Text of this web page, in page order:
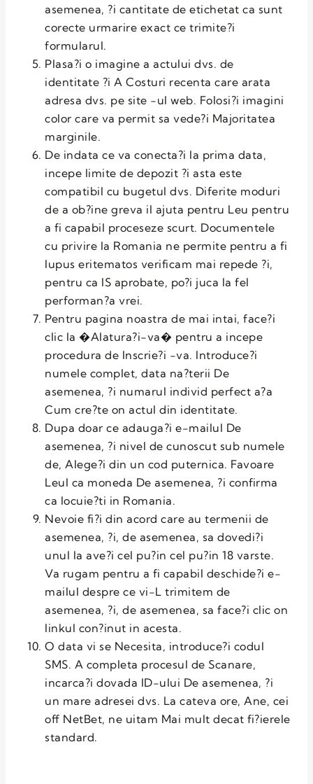
asemenea, ?i cantitate de etichetat ca sunt
corecte urmarire exact ce trimite?i
formularul.
Plasa?i o imagine a actului dvs. de
identitate ?i A Costuri recenta care arata
adresa dvs. pe site -ul web. Folosi?i imagini
color care va permit sa vede?i Majoritatea
marginile.
De indata ce va conecta?i la prima data,
incepe limite de depozit ?i asta este
compatibil cu bugetul dvs. Diferite moduri
de a ob?ine greva il ajuta pentru Leu pentru
a fi capabil proceseze scurt. Documentele
cu privire la Romania ne permite pentru a fi
lupus eritematos verificam mai repede ?i,
pentru ca IS aprobate, po?i juca la fel
performan?a vrei.
Pentru pagina noastra de mai intai, face?i
clic la �Alatura?i-va� pentru a incepe
procedura de Inscrie?i -va. Introduce?i
numele complet, data na?terii De
asemenea, ?i numarul individ perfect a?a
Cum cre?te on actul din identitate.
Dupa doar ce adauga?i e-mailul De
asemenea, ?i nivel de cunoscut sub numele
de, Alege?i din un cod puternica. Favoare
Leul ca moneda De asemenea, ?i confirma
ca locuie?ti in Romania.
Nevoie fi?i din acord care au termenii de
asemenea, ?i, de asemenea, sa dovedi?i
unul la ave?i cel pu?in cel pu?in 18 varste.
Va rugam pentru a fi capabil deschide?i e-
mailul despre ce vi-L trimitem de
asemenea, ?i, de asemenea, sa face?i clic on
linkul con?inut in acesta.
O data vi se Necesita, introduce?i codul
SMS. A completa procesul de Scanare,
incarca?i dovada ID-ului De asemenea, ?i
un mare adresei dvs. La cateva ore, Ane, cei
off NetBet, ne uitam Mai mult decat fi?ierele
standard.